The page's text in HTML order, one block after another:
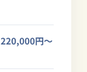
220,000円〜